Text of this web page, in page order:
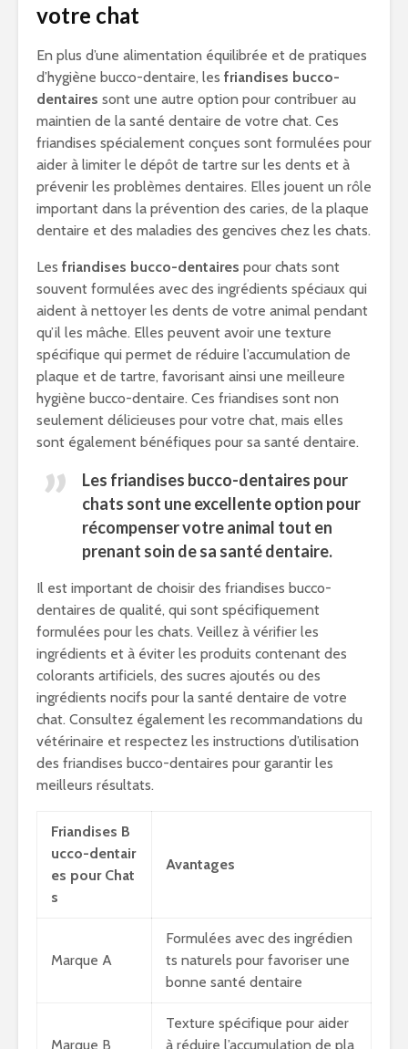
votre chat
En plus d’une alimentation équilibrée et de pratiques
d’hygiène bucco-dentaire, les friandises bucco-
dentaires sont une autre option pour contribuer au
maintien de la santé dentaire de votre chat. Ces
friandises spécialement conçues sont formulées pour
aider à limiter le dépôt de tartre sur les dents et à
prévenir les problèmes dentaires. Elles jouent un rôle
important dans la prévention des caries, de la plaque
dentaire et des maladies des gencives chez les chats.
Les friandises bucco-dentaires pour chats sont
souvent formulées avec des ingrédients spéciaux qui
aident à nettoyer les dents de votre animal pendant
qu’il les mâche. Elles peuvent avoir une texture
spécifique qui permet de réduire l’accumulation de
plaque et de tartre, favorisant ainsi une meilleure
hygiène bucco-dentaire. Ces friandises sont non
seulement délicieuses pour votre chat, mais elles
sont également bénéfiques pour sa santé dentaire.
Les friandises bucco-dentaires pour
chats sont une excellente option pour
récompenser votre animal tout en
prenant soin de sa santé dentaire.
Il est important de choisir des friandises bucco-
dentaires de qualité, qui sont spécifiquement
formulées pour les chats. Veillez à vérifier les
ingrédients et à éviter les produits contenant des
colorants artificiels, des sucres ajoutés ou des
ingrédients nocifs pour la santé dentaire de votre
chat. Consultez également les recommandations du
vétérinaire et respectez les instructions d’utilisation
des friandises bucco-dentaires pour garantir les
meilleurs résultats.
Friandises B
ucco-dentair
es pour Chat
s
Avantages
Marque A
Formulées avec des ingrédien
ts naturels pour favoriser une
bonne santé dentaire
Marque B
Texture spécifique pour aider
à réduire l’accumulation de pla